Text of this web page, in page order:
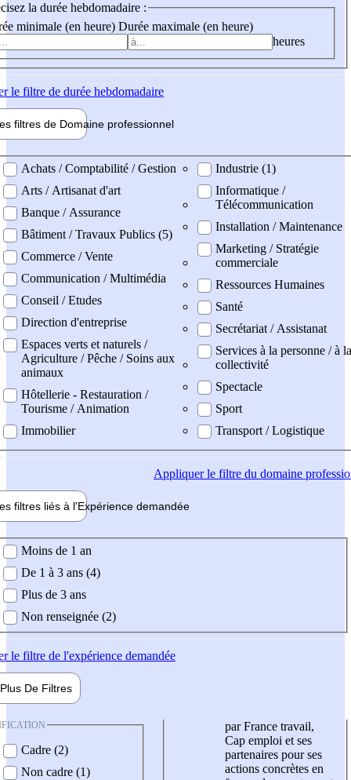
la durée hebdomadaire :
minimale (en heure) Durée maximale (en heure)
heures
le filtre de durée hebdomadaire
filtres de Domaine professionnel
professionel
Achats / Comptabilité / Gestion
Arts / Artisanat d'art
Banque / Assurance
Bâtiment / Travaux Publics (5)
Commerce / Vente
Communication / Multimédia
Conseil / Etudes
Direction d'entreprise
Espaces verts et naturels /
Agriculture / Pêche / Soins aux
animaux
Hôtellerie - Restauration /
Tourisme / Animation
Immobilier
Industrie (1)
Informatique /
Télécommunication
Installation / Maintenance
Marketing / Stratégie
commerciale
Ressources Humaines
Santé
Secrétariat / Assistanat
Services à la personne / à la
collectivité
Spectacle
Sport
Transport / Logistique
Appliquerle filtre du domaine
filtres liés à l'Expérience demandée
demandée
Moins de 1 an
De 1 à 3 ans (4)
Plus de 3 ans
Non renseignée (2)
le filtre de l'expérience demandée
Plus De Filtres
Cadre (2)
Non cadre (1)
par France travail,
Cap emploi et ses
partenaires pour ses
actions concrètes en